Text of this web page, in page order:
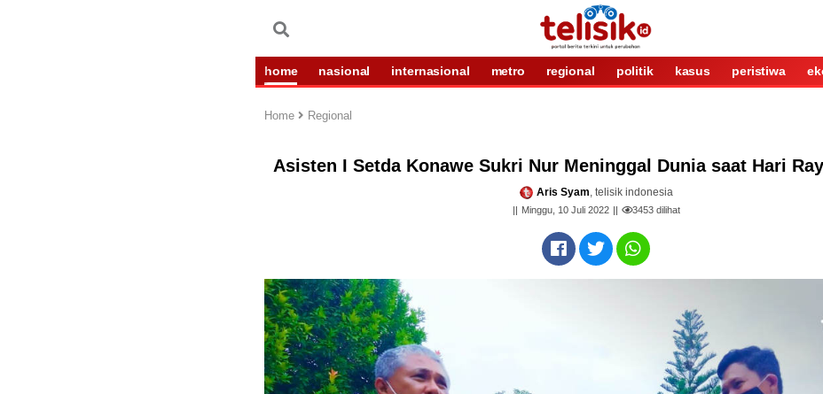
home nasional internasional metro regional politik kasus peristiwa
Home Regional
Asisten I Setda Konawe Sukri Nur Meninggal Dunia saat Hari
Aris Syam, telisik indonesia
Minggu, 10 Juli 2022 3453dilihat